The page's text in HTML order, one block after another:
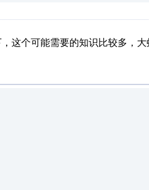
这个可能需要的知识比较多，